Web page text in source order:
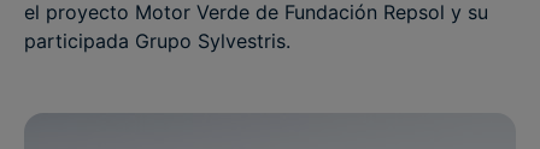
el proyecto Motor Verde de Fundación Repsol y su
participada Grupo Sylvestris.